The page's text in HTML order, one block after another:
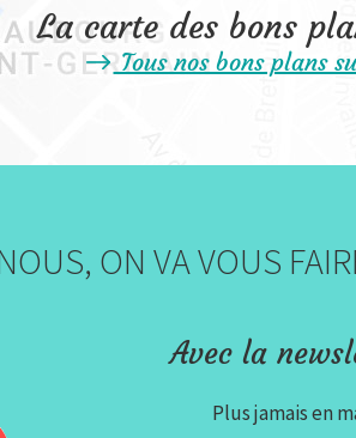
La carte des bons
Tous nos bons plans
ON VA VOUS
Avec la
Plus jamais en